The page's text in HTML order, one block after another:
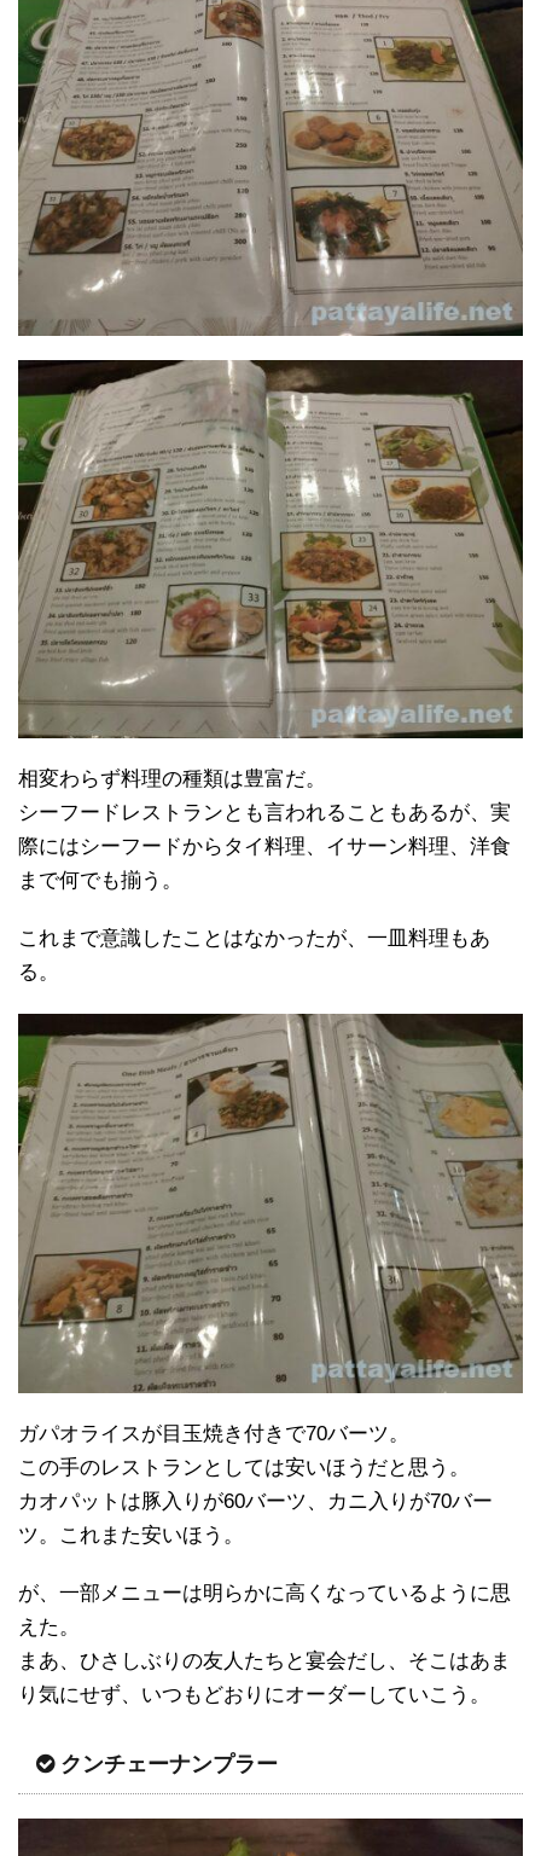
相変わらず料理の種類は豊富だ。
シーフードレストランとも言われることもあるが、実
際にはシーフードからタイ料理、イサーン料理、洋食
まで何でも揃う。
これまで意識したことはなかったが、一皿料理もあ
る。
ガパオライスが目玉焼き付きで70バーツ。
この手のレストランとしては安いほうだと思う。
カオパットは豚入りが60バーツ、カニ入りが70バー
ツ。これまた安いほう。
が、一部メニューは明らかに高くなっているように思
えた。
まあ、ひさしぶりの友人たちと宴会だし、そこはあま
り気にせず、いつもどおりにオーダーしていこう。
クンチェーナンプラー